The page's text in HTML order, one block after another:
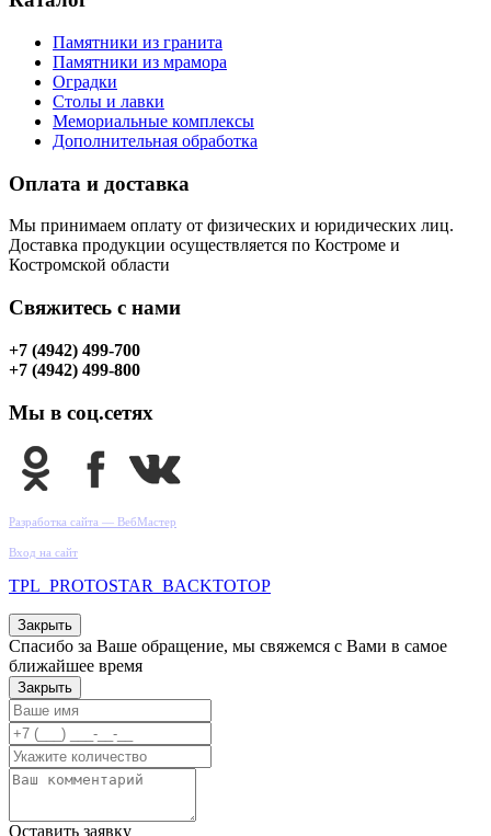
Памятники из гранита
Памятники из мрамора
Оградки
Столы и лавки
Мемориальные комплексы
Дополнительная обработка
Оплата и доставка
Мы принимаем оплату от физических и юридических лиц.
Доставка продукции осуществляется по Костроме и
Костромской области
Свяжитесь с нами
+7 (4942) 499-700
+7 (4942) 499-800
Мы в соц.сетях
Разработка сайта — ВебМастер
Вход на сайт
TPL_PROTOSTAR_BACKTOTOP
Закрыть
Спасибо за Ваше обращение, мы свяжемся с Вами в самое
ближайшее время
Закрыть
Оставить заявку